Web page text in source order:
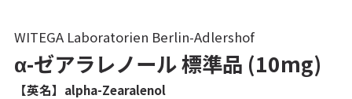
WITEGA Laboratorien Berlin-Adlershof
α-ゼアラレノール 標準品 (10mg)
【英名】alpha-Zearalenol